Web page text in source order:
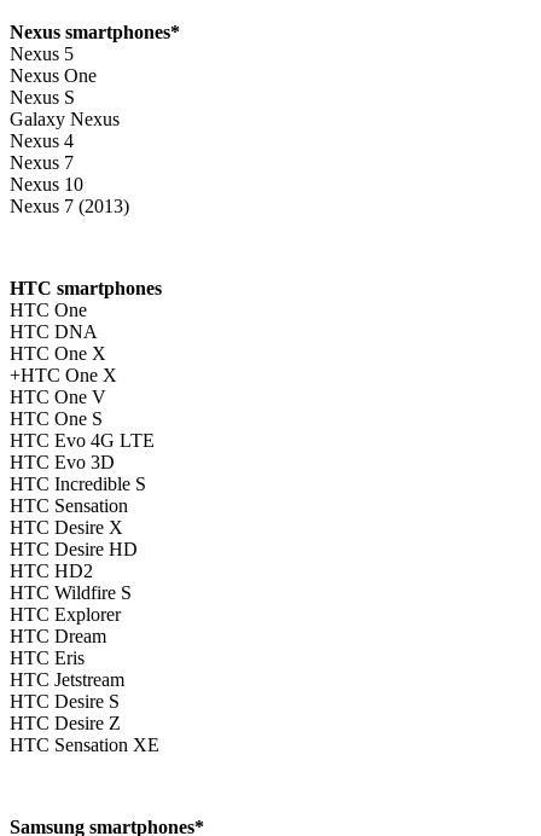
Nexus smartphones
Nexus 5
Nexus One
Nexus S
Galaxy Nexus
Nexus 4
Nexus 7
Nexus 10
Nexus 7 (2013)
HTC smartphones
HTC One
HTC DNA
HTC One X
HTC One X+
HTC One V
HTC One S
HTC Evo 4G LTE
HTC Evo 3D
HTC Incredible S
HTC Sensation
HTC Desire X
HTC Desire HD
HTC HD2
HTC Wildfire S
HTC Explorer
HTC Dream
HTC Eris
HTC Jetstream
HTC Desire S
HTC Desire Z
HTC Sensation XE